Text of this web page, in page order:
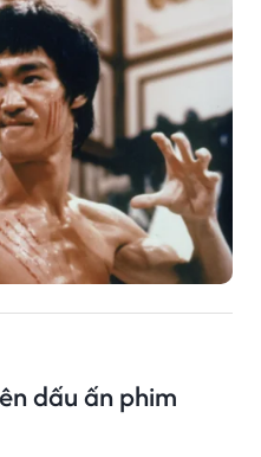
dấu ấn phim